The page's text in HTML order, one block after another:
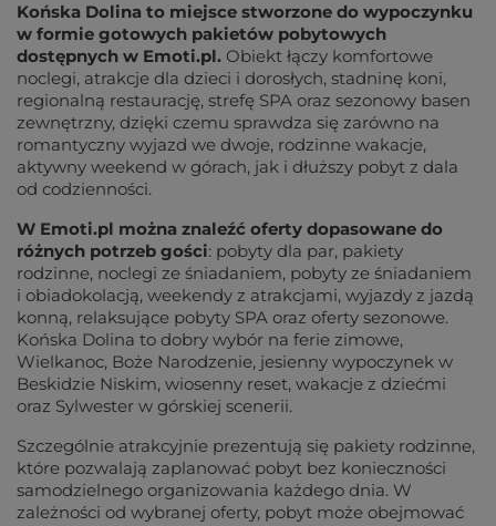
Końska Dolina to miejsce stworzone do wypoczynku
w formie gotowych pakietów pobytowych
dostępnych w Emoti.pl. Obiekt łączy komfortowe
noclegi, atrakcje dla dzieci i dorosłych, stadninę koni,
regionalną restaurację, strefę SPA oraz sezonowy basen
zewnętrzny, dzięki czemu sprawdza się zarówno na
romantyczny wyjazd we dwoje, rodzinne wakacje,
aktywny weekend w górach, jak i dłuższy pobyt z dala
od codzienności.
W Emoti.pl można znaleźć oferty dopasowane do
różnych potrzeb gości: pobyty dla par, pakiety
rodzinne, noclegi ze śniadaniem, pobyty ze śniadaniem
i obiadokolacją, weekendy z atrakcjami, wyjazdy z jazdą
konną, relaksujące pobyty SPA oraz oferty sezonowe.
Końska Dolina to dobry wybór na ferie zimowe,
Wielkanoc, Boże Narodzenie, jesienny wypoczynek w
Beskidzie Niskim, wiosenny reset, wakacje z dziećmi
oraz Sylwester w górskiej scenerii.
Szczególnie atrakcyjnie prezentują się pakiety rodzinne,
które pozwalają zaplanować pobyt bez konieczności
samodzielnego organizowania każdego dnia. W
zależności od wybranej oferty, pobyt może obejmować